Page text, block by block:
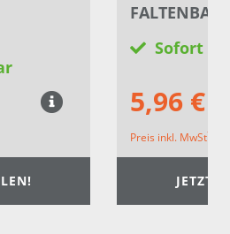
FALTENBALG
Sofort
5,96 €
Preis inkl. MwSt*
JETZT